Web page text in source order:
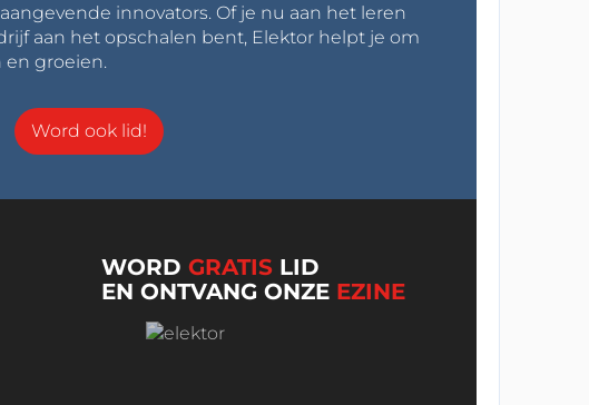
innovators. Of je nu aan het leren
aan het opschalen bent, Elektor helpt je om
en groeien.
Word ook lid!
WORDGRATIS LID
EN ONTVANG ONZE EZINE